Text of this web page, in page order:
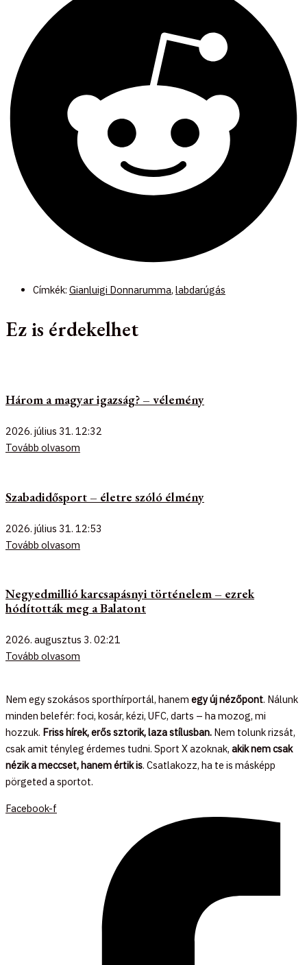
Címkék: Gianluigi Donnarumma, labdarúgás
Ez is érdekelhet
Három a magyar igazság? – vélemény
2026. július 31. 12:32
Tovább olvasom
Szabadidősport – életre szóló élmény
2026. július 31. 12:53
Tovább olvasom
Negyedmillió karcsapásnyi történelem – ezrek
hódították meg a Balatont
2026. augusztus 3. 02:21
Tovább olvasom
Nem egy szokásos sporthírportál, hanem egy új nézőpont. Nálunk
minden belefér: foci, kosár, kézi, UFC, darts – ha mozog, mi
hozzuk. Friss hírek, erős sztorik, laza stílusban. Nem tolunk rizsát,
csak amit tényleg érdemes tudni. Sport X azoknak, akik nem csak
nézik a meccset, hanem értik is. Csatlakozz, ha te is másképp
pörgeted a sportot.
Facebook-f